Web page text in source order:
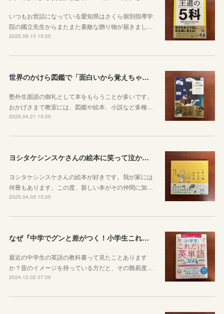
いつもお世話になっている愛知県はさくら個別指導学
院の國立先生からまたまた素敵な贈り物が届きまし…
2025.09.10 15:05
世界のかけら図鑑で「面白いから覚えちゃう」を実感してほしい
塾外生面談の御礼として本をもらうことが多いです。
おかげさまで教室には、図鑑や絵本、小説など多種…
2025.04.21 15:05
ヨシタケシンスケさんの絵本に笑って泣かされた
ヨシタケシンスケさんの絵本が好きです。我が家には
何冊もあります。この度、新しい本がその仲間に加…
2025.04.03 15:05
なぜ『中学でグンと差がつく！小学生これだけ英単語360』が必要か
最近の中学生の英語の教科書って見たことあります
か？昔のイメージを持っている方だと、その難易度…
2024.12.02 07:09